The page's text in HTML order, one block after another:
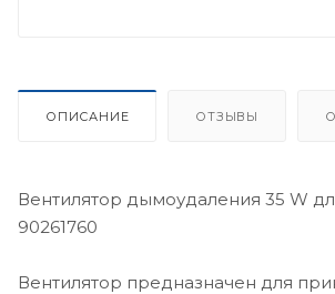
ОПИСАНИЕ ОТЗЫВЫ
Вентилятор дымоудаления 35 W
90261760
Вентилятор предназначен для